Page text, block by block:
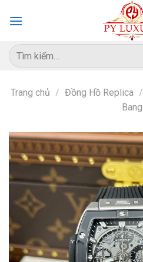
Tìm
kiếm:
Trang chủ / Đồng Hồ Replica /
Bang